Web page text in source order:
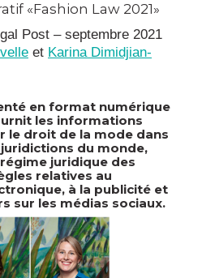
«Fashion Law 2021»
Post – septembre 2021
et Karina Dimidjian-
en format numérique
les informations
le droit de la mode dans
du monde,
juridique des
relatives au
à la publicité et
sur les médias sociaux.